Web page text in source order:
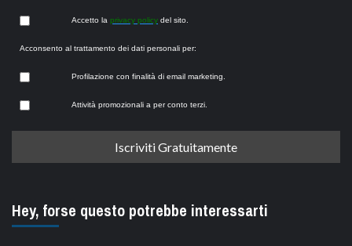
Accetto la privacy policy del sito.
Acconsento al trattamento dei dati personali per:
Profilazione con finalità di email marketing.
Attività promozionali a per conto terzi.
Hey, forse questo potrebbe interessarti